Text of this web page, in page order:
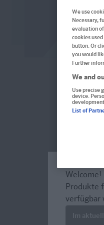
Welcome!
Produkte
verfügbar
Im
We use
Necessary,
evaluation
cookies
button. Or
you would
Further
We and
Use precise
device.
List of